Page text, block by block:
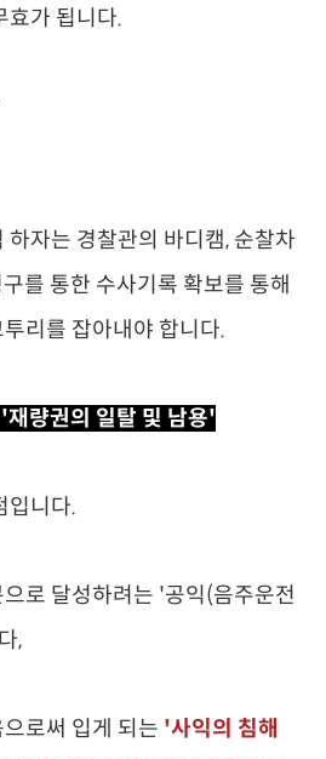
효가 됩니다.
하자는 경찰관의 바디캠, 순찰차
를 통한 수사기록 확보를 통해
리를 잡아내야 합니다.
량권의 일탈 및 남용'
입니다.
로 달성하려는 '공익(음주운전
,
로써 입게 되는 '사익의 침해